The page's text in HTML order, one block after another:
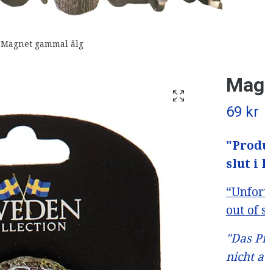
Magnet gammal älg
69 kr
slut i
out of
"Das
nicht